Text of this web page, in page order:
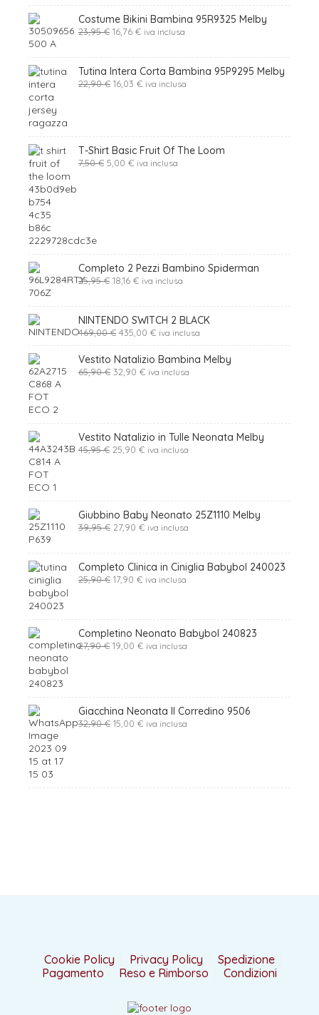
originale
era:
24,90 €.
attuale
è:
17,43 €.
Costume Bikini Bambina 95R9325 Melby
23,95€ Il
23,95 €.
16,76 €Il
è:
16,76 €.
iva inclusa
Tutina Intera Corta Bambina 95P9295 Melby
22,90€ Il16,03 €Il iva inclusa
T-Shirt Basic Fruit Of The Loom
7,50€ Il
5,00 €Il iva inclusa
Completo 2 Pezzi Bambino Spiderman
25,95€ Il
era:
25,95 €.
18,16 €Il
è:
18,16 €.
iva inclusa
NINTENDO SWITCH 2 BLACK
469,00€ Il
originale
era:
469,00 €.
435,00 €Il
attuale
è:
435,00 €.
iva inclusa
Vestito Natalizio Bambina Melby
65,90€ Il
32,90 €Il iva inclusa
Vestito Natalizio in Tulle Neonata Melby
45,95€ Il
25,90 €Il iva inclusa
Giubbino Baby Neonato 25Z1110 Melby
39,95€ Il
39,95 €.
27,90 €Il
è:
27,90 €.
iva inclusa
Completo Clinica in Ciniglia Babybol 240023
25,90€ Il17,90 €Il iva inclusa
Completino Neonato Babybol 240823
27,90€ Il19,00 €Il iva inclusa
Giacchina Neonata Il Corredino 9506
32,90€ Il
15,00 €Il iva inclusa
Cookie Policy Privacy Policy
Spedizione
Pagamento
Reso e Rimborso Condizioni